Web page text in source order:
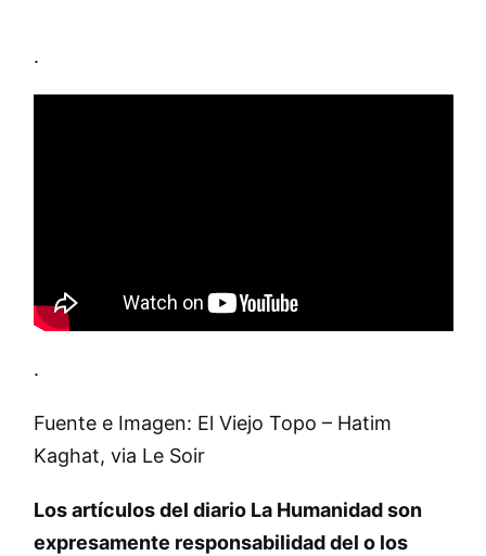
.
.
Fuente e Imagen: El Viejo Topo – Hatim
Kaghat, via Le Soir
Los artículos del diario La Humanidad son
expresamente responsabilidad del o los